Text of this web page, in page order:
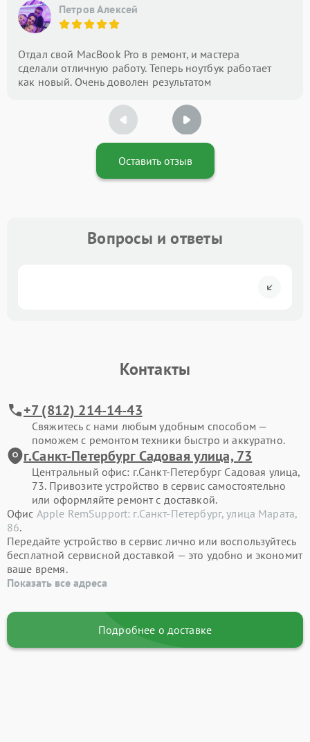
Петров Алексей
Отдал свой MacBook Pro в ремонт, и мастера
сделали отличную работу. Теперь ноутбук работает
как новый. Очень доволен результатом
Оставить отзыв
Вопросы и ответы
Контакты
+7 (812) 214-14-43
Свяжитесь с нами любым удобным способом —
поможем с ремонтом техники быстро и аккуратно.
г.Санкт-Петербург Садовая улица, 73
Центральный офис: г.Санкт-Петербург Садовая улица,
73. Привозите устройство в сервис самостоятельно
или оформляйте ремонт с доставкой.
Офис Apple RemSupport: г.Санкт-Петербург, улица Марата,
86.
Передайте устройство в сервис лично или воспользуйтесь
бесплатной сервисной доставкой — это удобно и экономит
ваше время.
Показать все адреса
Подробнее о доставке